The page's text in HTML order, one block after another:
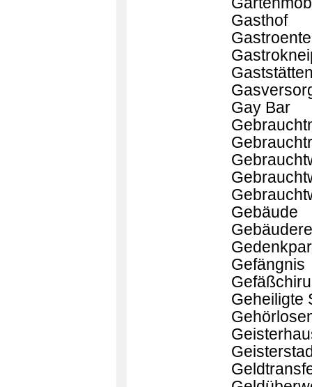
Gasthof
Gay Bar
Gebäude
Gefängnis
Geheiligte